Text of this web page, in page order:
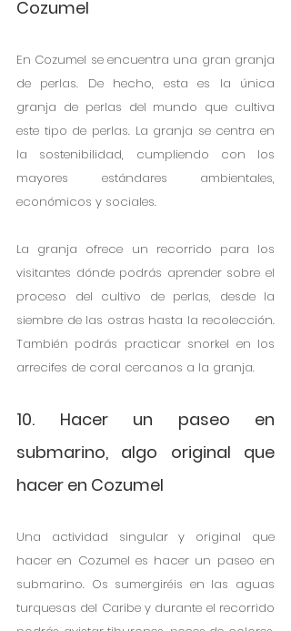
Cozumel
En Cozumel se encuentra una gran granja
de perlas. De hecho, esta es la única
granja de perlas del mundo que cultiva
este tipo de perlas. La granja se centra en
la sostenibilidad, cumpliendo con los
mayores estándares ambientales,
económicos y sociales.
La granja ofrece un recorrido para los
visitantes dónde podrás aprender sobre el
proceso del cultivo de perlas, desde la
siembre de las ostras hasta la recolección.
También podrás practicar snorkel en los
arrecifes de coral cercanos a la granja.
10. Hacer un paseo en
submarino, algo original que
hacer en Cozumel
Una actividad singular y original que
hacer en Cozumel es hacer un paseo en
submarino. Os sumergiréis en las aguas
turquesas del Caribe y durante el recorrido